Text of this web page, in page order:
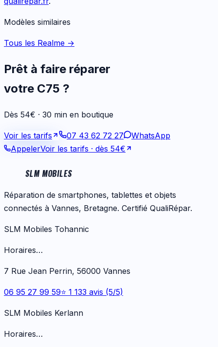
Modèles similaires
Tous les Realme →
Prêt à faire réparer
votre C75 ?
Dès 54€ · 30 min en boutique
Voir les tarifs 07 43 62 72 27
WhatsApp
AppelerVoir les tarifs · dès 54€
SLM MOBILES
Réparation de smartphones, tablettes et objets
connectés à Vannes, Bretagne. Certifié QualiRépar.
SLM Mobiles Tohannic
Horaires…
7 Rue Jean Perrin, 56000 Vannes
06 95 27 99 59⭐ 1 133 avis (5/5)
SLM Mobiles Kerlann
Horaires…